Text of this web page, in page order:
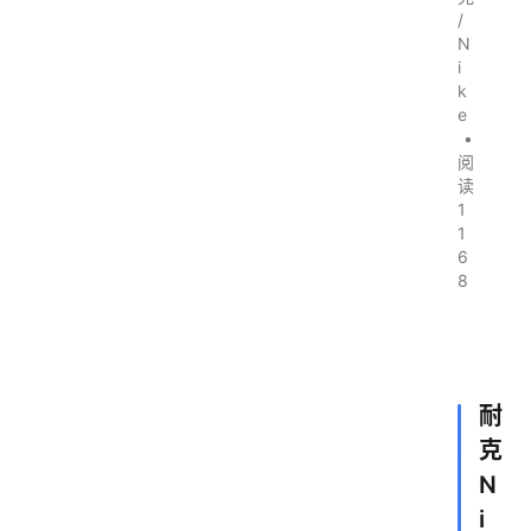
/
N
i
k
e
•
阅
读
1
1
6
8
耐
克
N
i